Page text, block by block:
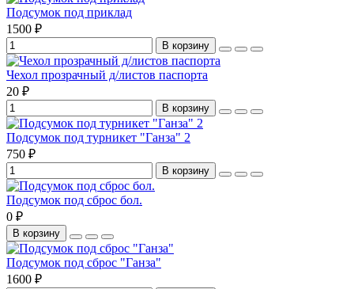
Подсумок под приклад
1500 ₽
В корзину
Чехол прозрачный д/листов паспорта
20 ₽
В корзину
Подсумок под турникет "Ганза" 2
750 ₽
В корзину
Подсумок под сброс бол.
0 ₽
В корзину
Подсумок под сброс "Ганза"
1600 ₽